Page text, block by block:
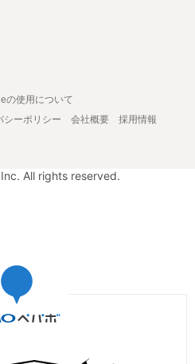
の使用について
シーポリシー 会社概要
採用情報
All rights reserved.